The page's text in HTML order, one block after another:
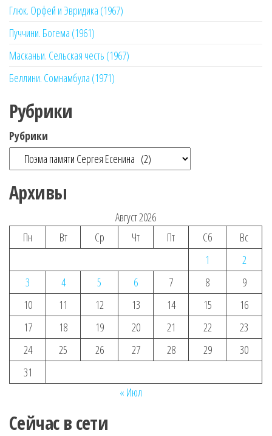
Глюк. Орфей и Эвридика (1967)
Пуччини. Богема (1961)
Масканьи. Сельская честь (1967)
Беллини. Сомнамбула (1971)
Рубрики
Рубрики
Архивы
Август 2026
Пн
Вт Ср Чт Пт Сб
Вс
1
2
3
4 5 6 7 8
9
10
11 12 13 14 15
16
17
18 19 20 21 22
23
24
25 26 27 28 29
30
31
« Июл
Сейчас в сети